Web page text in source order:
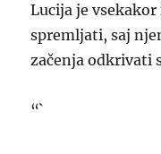
Lucija je
spremljati, saj
začenja odkrivati
“`